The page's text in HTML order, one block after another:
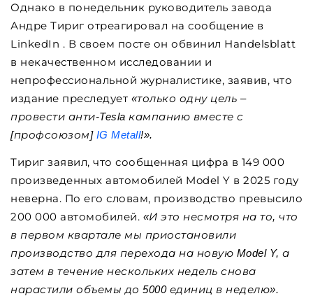
Однако в понедельник руководитель завода
Андре Тириг отреагировал на сообщение в
LinkedIn . В своем посте он обвинил Handelsblatt
в некачественном исследовании и
непрофессиональной журналистике, заявив, что
издание преследует «только одну цель –
провести анти-Tesla кампанию вместе с
[профсоюзом] IG Metall!».
Тириг заявил, что сообщенная цифра в 149 000
произведенных автомобилей Model Y в 2025 году
неверна. По его словам, производство превысило
200 000 автомобилей. «И это несмотря на то, что
в первом квартале мы приостановили
производство для перехода на новую Model Y, а
затем в течение нескольких недель снова
нарастили объемы до 5000 единиц в неделю».